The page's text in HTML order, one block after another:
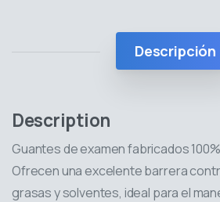
Descripción
Description
Guantes de examen fabricados
Ofrecen una excelente barrera
grasas y solventes, ideal para el